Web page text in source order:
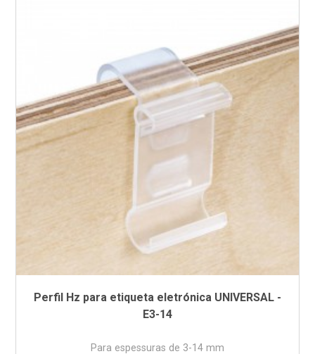
Perfil Hz para etiqueta eletrónica UNIVERSAL -
E3-14
Para espessuras de 3-14 mm